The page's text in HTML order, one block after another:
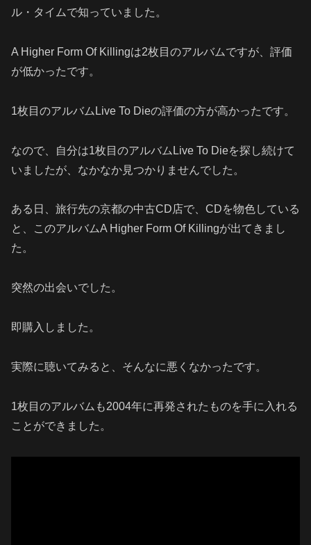
ル・タイムで知っていました。
A Higher Form Of Killingは2枚目のアルバムですが、評価
が低かったです。
1枚目のアルバムLive To Dieの評価の方が高かったです。
なので、自分は1枚目のアルバムLive To Dieを探し続けて
いましたが、なかなか見つかりませんでした。
ある日、旅行先の京都の中古CD店で、CDを物色している
と、このアルバムA Higher Form Of Killingが出てきまし
た。
突然の出会いでした。
即購入しました。
実際に聴いてみると、そんなに悪くなかったです。
1枚目のアルバムも2004年に再発されたものを手に入れる
ことができました。